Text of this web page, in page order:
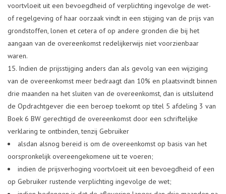
voortvloeit uit een bevoegdheid of verplichting ingevolge de wet-
of regelgeving of haar oorzaak vindt in een stijging van de prijs van
grondstoffen, lonen et cetera of op andere gronden die bij het
aangaan van de overeenkomst redelijkerwijs niet voorzienbaar
waren.
Indien de prijsstijging anders dan als gevolg van een wijziging
van de overeenkomst meer bedraagt dan 10% en plaatsvindt binnen
drie maanden na het sluiten van de overeenkomst, dan is uitsluitend
de Opdrachtgever die een beroep toekomt op titel 5 afdeling 3 van
Boek 6 BW gerechtigd de overeenkomst door een schriftelijke
verklaring te ontbinden, tenzij Gebruiker
alsdan alsnog bereid is om de overeenkomst op basis van het
oorspronkelijk overeengekomene uit te voeren;
indien de prijsverhoging voortvloeit uit een bevoegdheid of een
op Gebruiker rustende verplichting ingevolge de wet;